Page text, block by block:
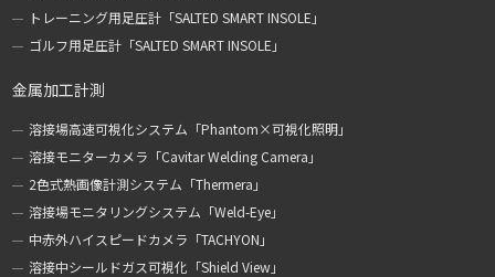
トレーニング用足圧計「SALTED SMART INSOLE」
ゴルフ用足圧計「SALTED SMART INSOLE」
金属加工計測
溶接場高速可視化システム「Phantom×可視化照明」
溶接モニターカメラ「Cavitar Welding Camera」
2色式熱画像計測システム「Thermera」
溶接場モニタリングシステム「Weld-Eye」
中赤外ハイスピードカメラ「TACHYON」
溶接中シールドガス可視化「Shield View」